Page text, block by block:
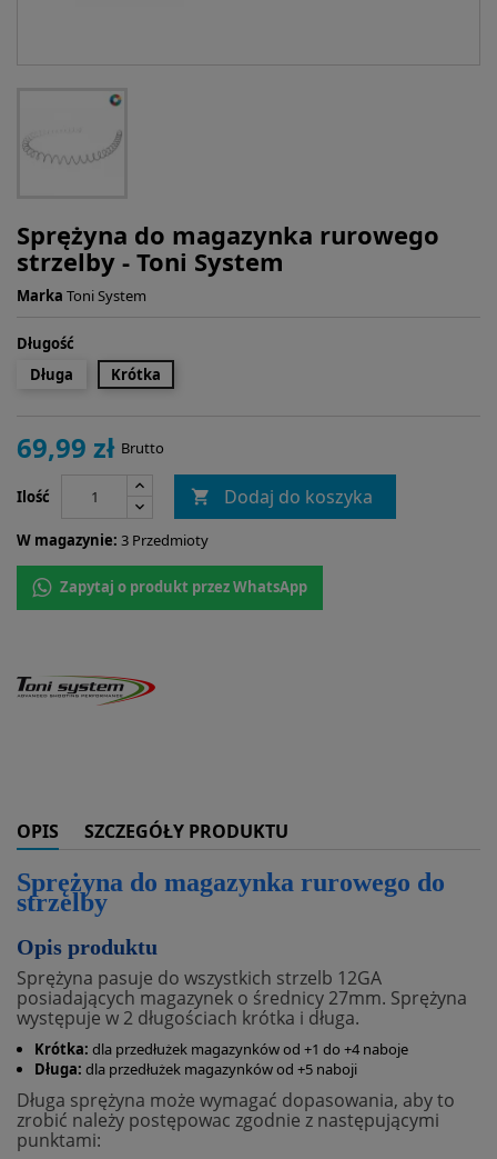
Sprężyna do magazynka rurowego
strzelby - Toni System
Marka Toni System
Długość
Długa
Krótka
69,99 zł Brutto
Ilość  Dodaj do koszyka
W magazynie: 3 Przedmioty
Zapytaj o produkt przez WhatsApp
OPIS SZCZEGÓŁY PRODUKTU
Sprężyna do magazynka rurowego do
strzelby
Opis produktu
Sprężyna pasuje do wszystkich strzelb 12GA
posiadających magazynek o średnicy 27mm. Sprężyna
występuje w 2 długościach krótka i długa.
Krótka: dla przedłużek magazynków od +1 do +4 naboje
Długa: dla przedłużek magazynków od +5 naboji
Długa sprężyna może wymagać dopasowania, aby to
zrobić należy postępowac zgodnie z następującymi
punktami: